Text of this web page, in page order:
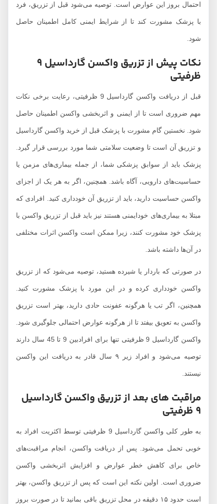
بروز این عوارض است. توصیه می‌شود قبل از تزریق، فرد
پزشک مشورت کند تا از شرایط ایمنی کامل اطمینان حاصل
نکات پیش از تزریق واکسن گارداسیل 9
قبل از دریافت واکسن گارداسیل 9 ظرفیتی، رعایت برخی نکات
ضروری است تا از ایمنی و اثربخشی واکسن اطمینان حاصل
نخستین گام مشورت با پزشک قبل از خرید واکسن گارداسیل
تزریق آن است تا وضعیت سلامتی شما مورد بررسی قرار گیرد.
باید از سوابق پزشکی شما، از جمله بیماری‌های مزمن یا
دارویی، آگاه باشد. همچنین، اگر به هر یک از اجزای
حساسیت دارید، باید از تزریق آن خودداری کنید. افرادی که
به بیماری‌های خودایمنی هستند نیز باید قبل از تزریق واکسن با
خود مشورت کنند، زیرا ممکن است واکسن اثرات مختلفی
آن‌ها داشته باشد.
صورتی که باردار یا شیرده هستید، توصیه می‌شود که از تزریق
خودداری کرده و در این مورد با پزشک مشورت کنید.
اگر تب یا هرگونه عفونت حادی دارید، بهتر است تزریق
به تعویق بیفتد تا از هرگونه عوارض احتمالی جلوگیری شود.
واکسن گارداسیل 9 ظرفیتی تنها برای افرادبین 9 تا 45 سال دارند
توصیه می‌شود و افراد زیر ۹ سال قادر به دریافت این واکسن
های بعد از تزریق واکسن گارداسیل
به طور کلی واکسن گارداسیل 9 ظرفیتی توسط اکثریت افراد به
تحمل می‌شود. پس از دریافت واکسن، انجام مراقبت‌های
برای کاهش خطر عوارض و افزایش اثربخشی واکسن
است. اولین نکته این است که پس از تزریق واکسن، بهتر
است حدود ۱۵ دقیقه در محل تزریق باقی بمانید تا در صورت بروز